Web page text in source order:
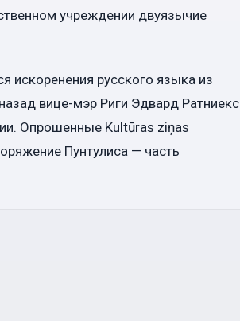
учреждении двуязычие
искоренения русского языка из
вице-мэр Риги Эдвард Ратниекс
Опрошенные Kultūras ziņas
Пунтулиса — часть